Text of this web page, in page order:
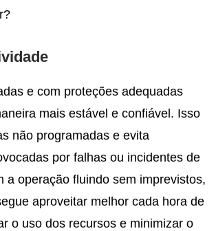
e com proteções adequadas
mais estável e confiável. Isso
não programadas e evita
por falhas ou incidentes de
a operação fluindo sem imprevistos,
aproveitar melhor cada hora de
o uso dos recursos e minimizar o